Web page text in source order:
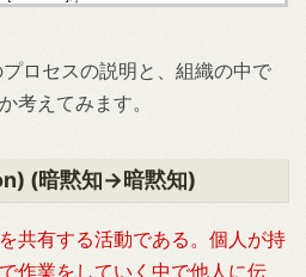
ロセスの説明と、組織の中で
考えてみます。
(暗黙知→暗黙知)
共有する活動である。個人が持
作業をしていく中で他人に伝